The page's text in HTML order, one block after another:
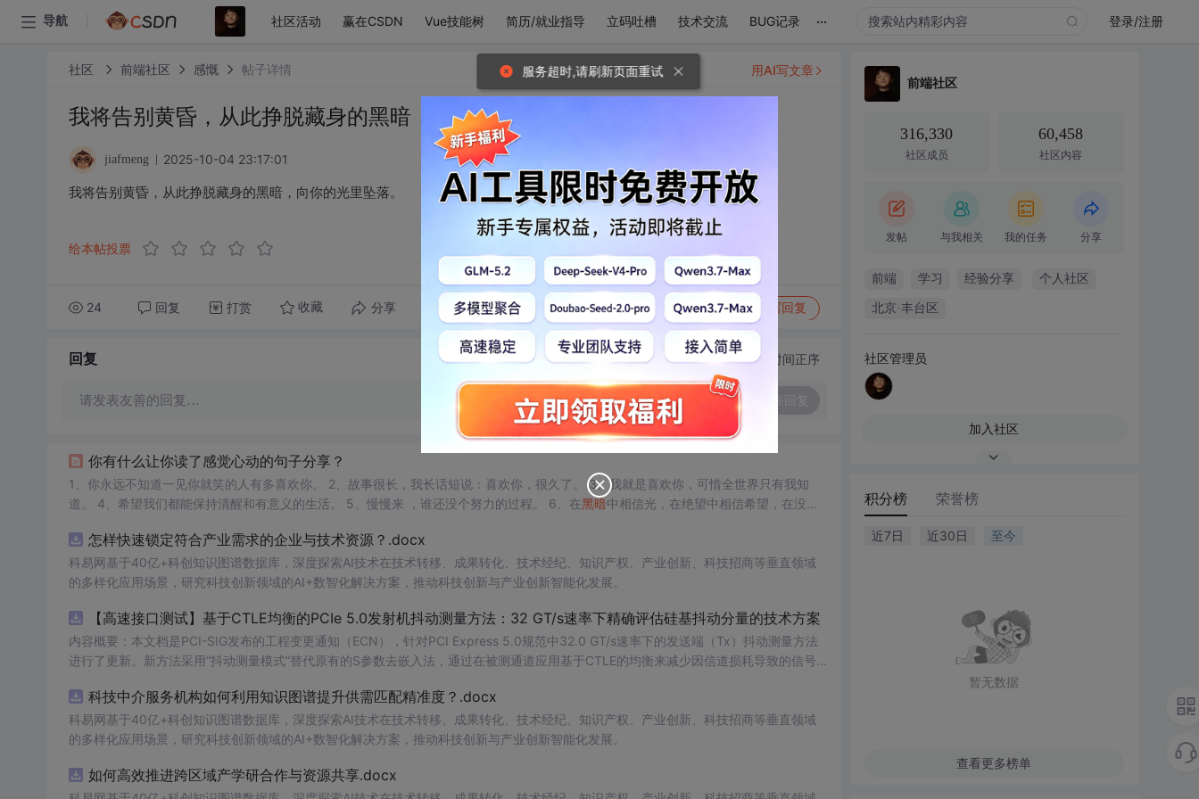
导航 社区活动 赢在CSDN Vue技能树 简历/就业指导 立码吐槽 技术交流 BUG记录 ... 登录/注册
社区 前端社区 感慨 帖子详情
我将告别黄昏，从此挣脱藏身的黑暗，向你的光里坠落。
jiafmeng 2025-10-04 23:17:01
我将告别黄昏，从此挣脱藏身的黑暗，向你的光里坠落。
给本帖投票
24 回复 打赏 收藏 分享 转发到动态 举报 写回复
用AI写文章
回复 切换为时间正序
请发表友善的回复…
你有什么让你读了感觉心动的句子分享？
1、你永远不知道一见你就笑的人有多喜欢你。 2、故事很长，我长话短说：喜欢你，很久了。 3、我就是喜欢你，可惜全世界只有我知
道。 4、希望我们都能保持清醒和有意义的生活。 5、慢慢来 ，谁还没个努力的过程。 6、在黑暗中相信光，在绝望中相信希望，在没有
9、你一出场，别人就显得不过如此。 10、我不能给你全世界，但我的世界可以全部给你。
怎样快速锁定符合产业需求的企业与技术资源？.docx
科易网基于40亿+科创知识图谱数据库，深度探索AI技术在技术转移、成果转化、技术经纪、知识产权、产业创新、科技招商等垂直领域
的多样化应用场景，研究科技创新领域的AI+数智化解决方案，推动科技创新与产业创新智能化发展。
【高速接口测试】基于CTLE均衡的PCIe 5.0发射机抖动测量方法：32 GT/s速率下精确评估硅基抖动分量的技术方案
内容概要：本文档是PCI-SIG发布的工程变更通知（ECN），针对PCI Express 5.0规范中32.0 GT/s速率下的发送端（Tx）抖动测量方法
进行了更新。新方法采用“抖动测量模式”替代原有的S参数去嵌入法，通过在被测通道应用基于CTLE的均衡来减少因信道损耗导致的信号
去嵌入过程中高频噪声放大带来的测量不准确性。对于2.5至16.0 GT/s速率，原有测量方法保持不变。; 适合人群：从事高速接口设计、验
证或测试的工程师，尤其是涉及PC
科技中介服务机构如何利用知识图谱提升供需匹配精准度？.docx
科易网基于40亿+科创知识图谱数据库，深度探索AI技术在技术转移、成果转化、技术经纪、知识产权、产业创新、科技招商等垂直领域
的多样化应用场景，研究科技创新领域的AI+数智化解决方案，推动科技创新与产业创新智能化发展。
如何高效推进跨区域产学研合作与资源共享.docx
前端社区
316,330
社区成员
60,458
社区内容
发帖 与我相关 我的任务 分享
前端 学习 经验分享 个人社区
北京·丰台区
社区管理员
加入社区
积分榜 荣誉榜
近7日 近30日 至今
暂无数据
查看更多榜单
服务超时,请刷新页面重试